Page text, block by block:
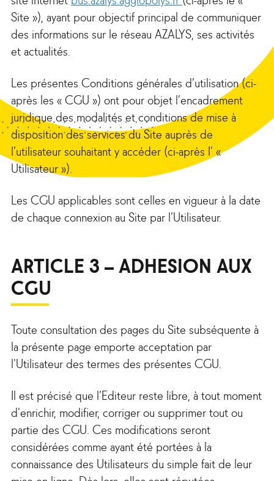
Site »), ayant pour objectif principal de communiquer
des informations sur le réseau AZALYS, ses activités
et actualités.
Les présentes Conditions générales d’utilisation (ci-
après les « CGU ») ont pour objet l’encadrement
juridique des modalités et conditions de mise à
disposition des services du Site auprès de
l’utilisateur souhaitant y accéder (ci-après l’ «
Utilisateur »).
Les CGU applicables sont celles en vigueur à la date
de chaque connexion au Site par l’Utilisateur.
ARTICLE 3 – ADHESION AUX
CGU
Toute consultation des pages du Site subséquente à
la présente page emporte acceptation par
l'Utilisateur des termes des présentes CGU.
Il est précisé que l’Editeur reste libre, à tout moment
d'enrichir, modifier, corriger ou supprimer tout ou
partie des CGU. Ces modifications seront
considérées comme ayant été portées à la
connaissance des Utilisateurs du simple fait de leur